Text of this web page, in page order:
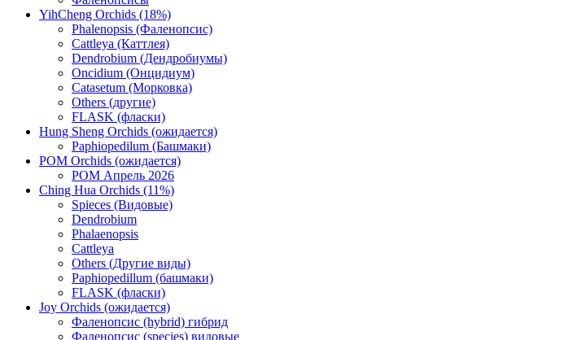
YihCheng Orchids (18%)
Phalenopsis (Фаленопсис)
Cattleya (Каттлея)
Dendrobium (Дендробиумы)
Oncidium (Онцидиум)
Catasetum (Морковка)
Others (другие)
FLASK (фласки)
Hung Sheng Orchids (ожидается)
Paphiopedilum (Башмаки)
POM Orchids (ожидается)
POM Апрель 2026
Ching Hua Orchids (11%)
Spieces (Видовые)
Dendrobium
Phalaenopsis
Cattleya
Others (Другие виды)
Paphiopedillum (башмаки)
FLASK (фласки)
Joy Orchids (ожидается)
Фаленопсис (hybrid) гибрид
Фаленопсис (species) видовые